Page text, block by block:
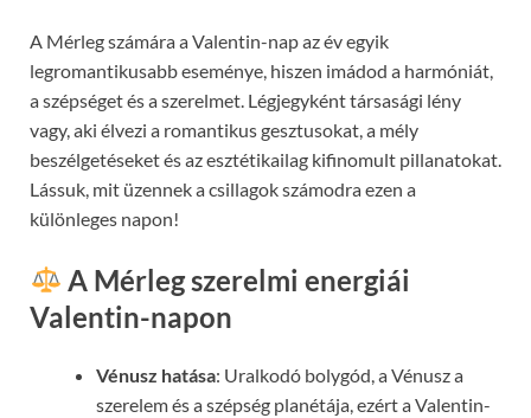
A Mérleg számára a Valentin-nap az év egyik
legromantikusabb eseménye, hiszen imádod a harmóniát,
a szépséget és a szerelmet. Légjegyként társasági lény
vagy, aki élvezi a romantikus gesztusokat, a mély
beszélgetéseket és az esztétikailag kifinomult pillanatokat.
Lássuk, mit üzennek a csillagok számodra ezen a
különleges napon!
A Mérleg szerelmi energiái
Valentin-napon
Vénusz hatása: Uralkodó bolygód, a Vénusz a
szerelem és a szépség planétája, ezért a Valentin-